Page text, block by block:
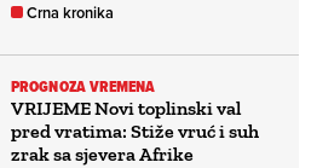
Crna kronika
PROGNOZA VREMENA
VRIJEME Novi toplinski val
pred vratima: Stiže vruć i suh
zrak sa sjevera Afrike